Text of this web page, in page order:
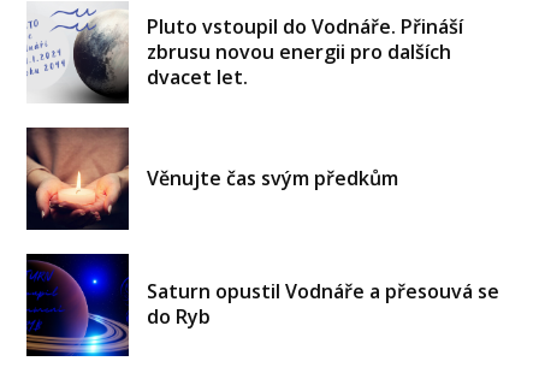
Pluto vstoupil do Vodnáře. Přináší
zbrusu novou energii pro dalších
dvacet let.
Věnujte čas svým předkům
Saturn opustil Vodnáře a přesouvá se
do Ryb